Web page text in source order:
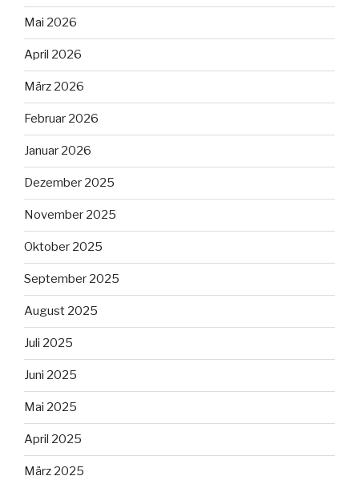
Mai 2026
April 2026
März 2026
Februar 2026
Januar 2026
Dezember 2025
November 2025
Oktober 2025
September 2025
August 2025
Juli 2025
Juni 2025
Mai 2025
April 2025
März 2025